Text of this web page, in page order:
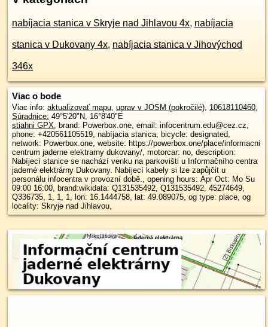
nabíjacia stanica v Skryje nad Jihlavou 4x, nabíjacia
stanica v Dukovany 4x, nabíjacia stanica v Jihovýchod
346x
Viac o bode
Viac info: aktualizovať mapu, uprav v JOSM (pokročilé), 10618110460,
Súradnice: 49°5'20"N, 16°8'40"E
stiahni GPX, brand: Powerbox.one, email: infocentrum.edu@cez.cz,
phone: +420561105519, nabíjacia stanica, bicycle: designated,
network: Powerbox.one, website: https://powerbox.one/place/informacni
centrum jaderne elektrarny dukovany/, motorcar: no, description:
Nabíjecí stanice se nachází venku na parkovišti u Informačního centra
jaderné elektrárny Dukovany. Nabíjecí kabely si lze zapůjčit u
personálu infocentra v provozní době., opening hours: Apr Oct: Mo Su
09:00 16:00, brand:wikidata: Q131535492, Q131535492, 45274649,
Q336735, 1, 1, 1, lon: 16.1444758, lat: 49.089075, og type: place, og
locality: Skryje nad Jihlavou,